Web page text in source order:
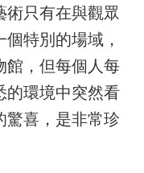
術只有在與觀眾
特別的場域，
館，但每個人每
的環境中突然看
驚喜，是非常珍